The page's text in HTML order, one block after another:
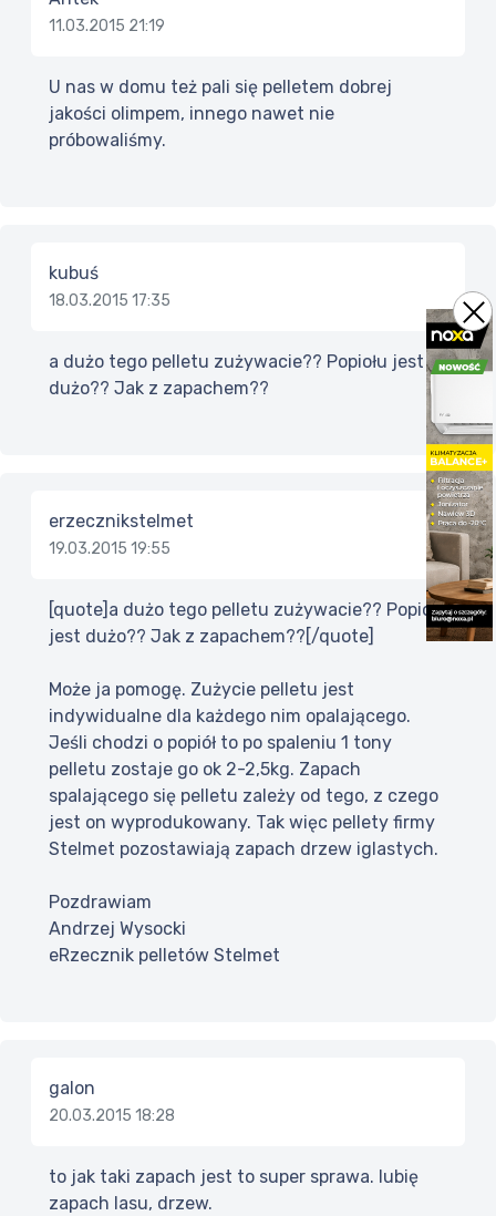
11.03.2015 21:19
U nas w domu też pali się pelletem dobrej
jakości olimpem, innego nawet nie
próbowaliśmy.
kubuś
18.03.2015 17:35
a dużo tego pelletu zużywacie?? Popiołu jest
dużo?? Jak z zapachem??
erzecznikstelmet
19.03.2015 19:55
[quote]a dużo tego pelletu zużywacie?? Popiołu
jest dużo?? Jak z zapachem??[/quote]
Może ja pomogę. Zużycie pelletu jest
indywidualne dla każdego nim opalającego.
Jeśli chodzi o popiół to po spaleniu 1 tony
pelletu zostaje go ok 2-2,5kg. Zapach
spalającego się pelletu zależy od tego, z czego
jest on wyprodukowany. Tak więc pellety firmy
Stelmet pozostawiają zapach drzew iglastych.
Pozdrawiam
Andrzej Wysocki
eRzecznik pelletów Stelmet
galon
20.03.2015 18:28
to jak taki zapach jest to super sprawa. lubię
zapach lasu, drzew.